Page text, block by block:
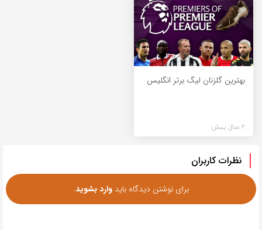
بهترین گلزنان لیگ برتر انگلیس
2 سال پیش
نظرات کاربران
برای نوشتن دیدگاه باید وارد بشوید.